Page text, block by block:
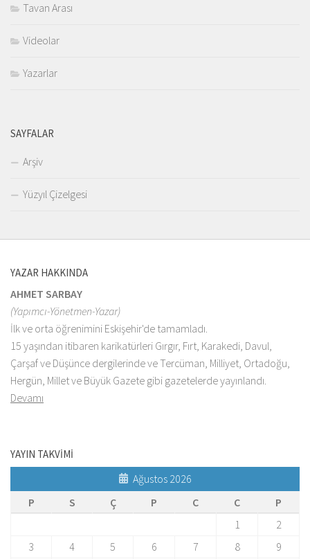
Tavan Arası
Videolar
Yazarlar
SAYFALAR
Arşiv
Yüzyıl Çizelgesi
YAZAR HAKKINDA
AHMET SARBAY
(Yapımcı-Yönetmen-Yazar)
İlk ve orta öğrenimini Eskişehir'de tamamladı.
15 yaşından itibaren karikatürleri Gırgır, Fırt, Karakedi, Davul,
Çarşaf ve Düşünce dergilerinde ve Tercüman, Milliyet, Ortadoğu,
Hergün, Millet ve Büyük Gazete gibi gazetelerde yayınlandı.
Devamı
YAYIN TAKVİMİ
Ağustos 2026
P
S Ç P C C
P
1
2
3
4 5 6 7 8
9